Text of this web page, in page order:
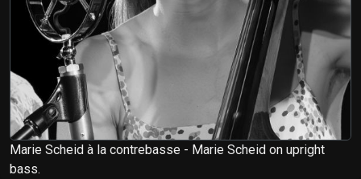
Marie Scheid à la contrebasse - Marie Scheid on upright
bass.